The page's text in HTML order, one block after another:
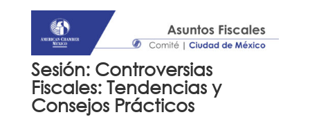
Sesión: Controversias
Fiscales: Tendencias y
Consejos Prácticos